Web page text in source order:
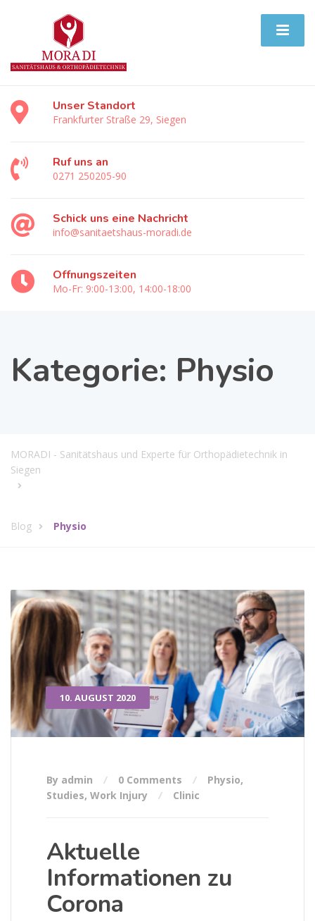
Unser Standort
Frankfurter Straße 29, Siegen
Ruf uns an
0271 250205-90
Schick uns eine Nachricht
info@sanitaetshaus-moradi.de
Öffnungszeiten
Mo-Fr: 9:00-13:00, 14:00-18:00
Kategorie: Physio
MORADI - Sanitätshaus und Experte für Orthopädietechnik in
Siegen
Blog Physio
10. AUGUST 2020
By admin 0 Comments Physio,
Studies, Work Injury Clinic
Aktuelle
Informationen zu
Corona